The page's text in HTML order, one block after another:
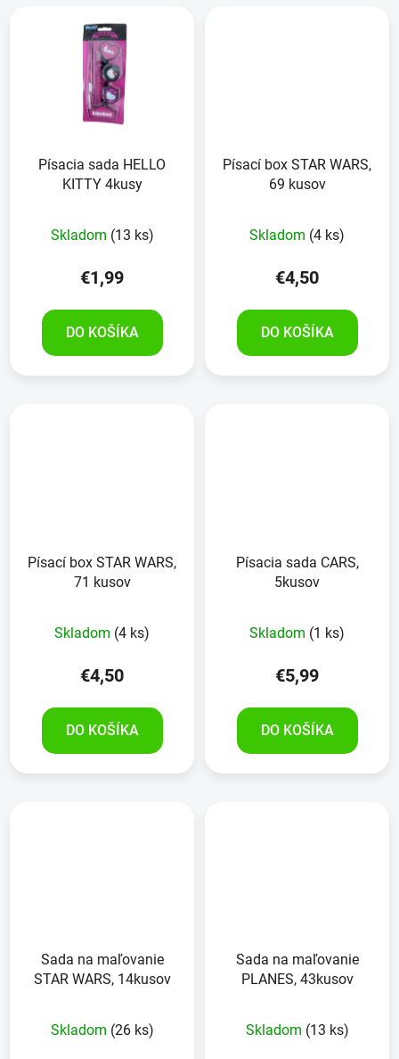
Písacia sada HELLO
KITTY 4kusy
Skladom (13 ks)
€1,99
DO KOŠÍKA
Písací box STAR WARS,
69 kusov
Skladom (4 ks)
€4,50
DO KOŠÍKA
Písací box STAR WARS,
71 kusov
Skladom (4 ks)
€4,50
DO KOŠÍKA
Písacia sada CARS,
5kusov
Skladom (1 ks)
€5,99
DO KOŠÍKA
Sada na maľovanie
STAR WARS, 14kusov
Skladom (26 ks)
Sada na maľovanie
PLANES, 43kusov
Skladom (13 ks)